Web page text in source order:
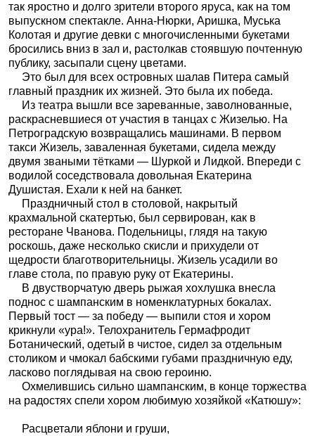
так яростно и долго зрители второго яруса, как на том
выпускном спектакле. Анна-Нюрки, Аришка, Муська
Колотая и другие девки с многочисленными букетами
бросились вниз в зал и, растолкав стоявшую почтенную
публику, засыпали сцену цветами.
Это был для всех островных шалав Питера самый
главный праздник их жизней. Это была их победа.
Из театра вышли все зареванные, заволнованные,
раскрасневшиеся от участия в танцах с Жизелью. На
Петроградскую возвращались машинами. В первом
такси Жизель, заваленная букетами, сидела между
двумя зваными тётками — Шуркой и Лидкой. Впереди с
водилой соседствовала довольная Екатерина
Душистая. Ехали к ней на банкет.
Праздничный стол в столовой, накрытый
крахмальной скатертью, был сервирован, как в
ресторане Чванова. Подельницы, глядя на такую
роскошь, даже несколько скисли и прихудели от
щедрости благотворительницы. Жизель усадили во
главе стола, по правую руку от Екатерины.
В двустворчатую дверь рыжая хохлушка внесла
поднос с шампанским в номенклатурных бокалах.
Первый тост — за победу — выпили стоя и хором
крикнули «ура!». Телохранитель Гермафродит
Ботанический, одетый в чистое, сидел за отдельным
столиком и чмокал бабскими губами праздничную еду,
ласково поглядывая на свою героиню.
Охмелившись сильно шампанским, в конце торжества
на радостях спели хором любимую хозяйкой «Катюшу»:
Расцветали яблони и груши,